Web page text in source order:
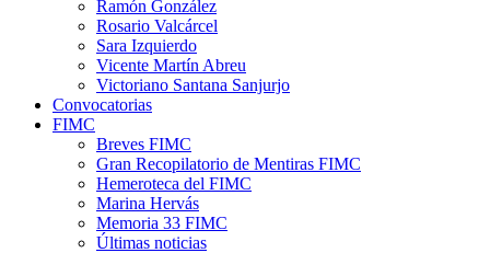
Ramón González
Rosario Valcárcel
Sara Izquierdo
Vicente Martín Abreu
Victoriano Santana Sanjurjo
Convocatorias
FIMC
Breves FIMC
Gran Recopilatorio de Mentiras FIMC
Hemeroteca del FIMC
Marina Hervás
Memoria 33 FIMC
Últimas noticias